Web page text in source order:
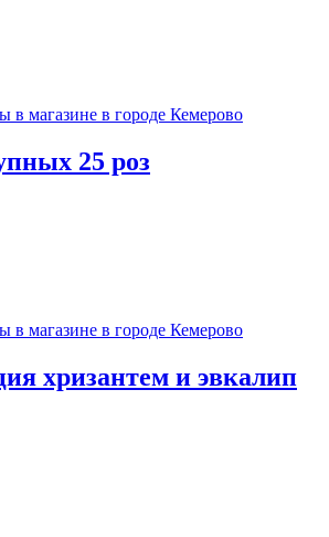
25 роз
хризантем и эвкалип